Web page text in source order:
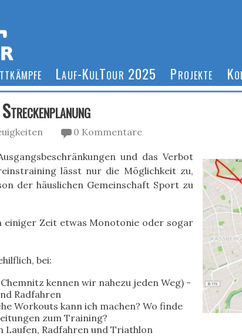
Lauf-KulTour 2025 Projekte
0 Kommentare
und das Verbot
lässt nur die Möglichkeit zu,
der häuslichen Gemeinschaft Sport zu
einiger Zeit etwas Monotonie oder sogar
bei:
kennen wir nahezu jeden Weg) -
Radfahren
Workouts kann ich machen? Wo finde
zum Training?
Laufen, Radfahren und Triathlon